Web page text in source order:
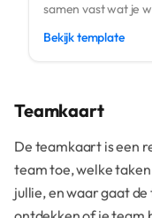
samen vast wat je
Bekijk template
Teamkaart
De teamkaart is een
team toe, welke
jullie, en waar gaat